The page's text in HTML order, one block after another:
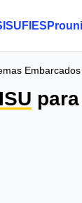
FIES Prouni
Embarcados
para